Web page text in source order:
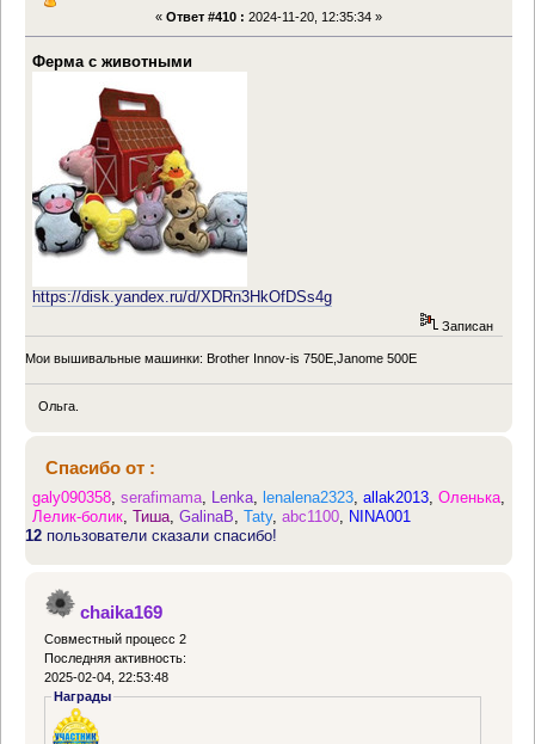
« Ответ #410 : 2024-11-20, 12:35:34 »
Ферма с животными
https://disk.yandex.ru/d/XDRn3HkOfDSs4g
Записан
Мои вышивальные машинки: Brother Innov-is 750E,Janome 500E
Ольга.
Спасибо от :
galy090358 ,serafimama Lenka ,lenalena2323 ,allak2013 ,Оленька
Лелик-болик ,Тиша ,GalinaB ,Taty,abc1100 NINA001
12 пользователи сказали спасибо!
chaika169
Совместный процесс 2
Последняя активность:
2025-02-04, 22:53:48
Награды